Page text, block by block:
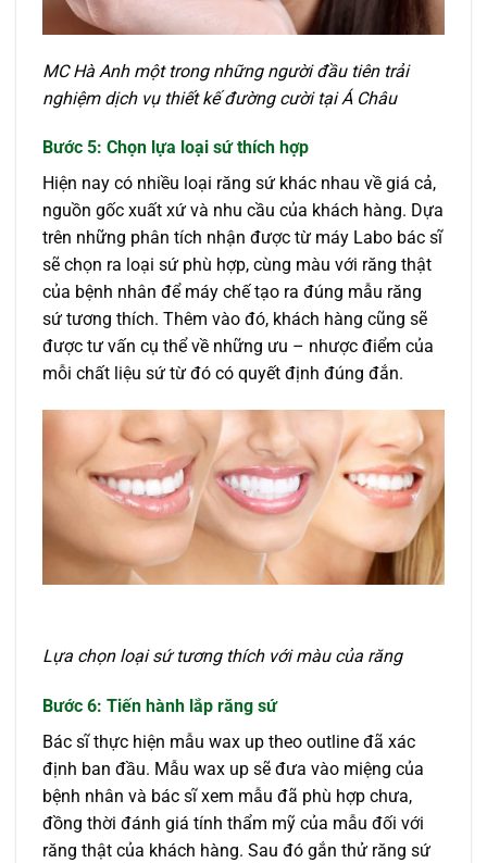
MC Hà Anh một trong những người đầu tiên trải
nghiệm dịch vụ thiết kế đường cười tại Á Châu
Bước 5: Chọn lựa loại sứ thích hợp
Hiện nay có nhiều loại răng sứ khác nhau về giá cả,
nguồn gốc xuất xứ và nhu cầu của khách hàng. Dựa
trên những phân tích nhận được từ máy Labo bác sĩ
sẽ chọn ra loại sứ phù hợp, cùng màu với răng thật
của bệnh nhân để máy chế tạo ra đúng mẫu răng
sứ tương thích. Thêm vào đó, khách hàng cũng sẽ
được tư vấn cụ thể về những ưu – nhược điểm của
mỗi chất liệu sứ từ đó có quyết định đúng đắn.
Lựa chọn loại sứ tương thích với màu của răng
Bước 6: Tiến hành lắp răng sứ
Bác sĩ thực hiện mẫu wax up theo outline đã xác
định ban đầu. Mẫu wax up sẽ đưa vào miệng của
bệnh nhân và bác sĩ xem mẫu đã phù hợp chưa,
đồng thời đánh giá tính thẩm mỹ của mẫu đối với
răng thật của khách hàng. Sau đó gắn thử răng sứ